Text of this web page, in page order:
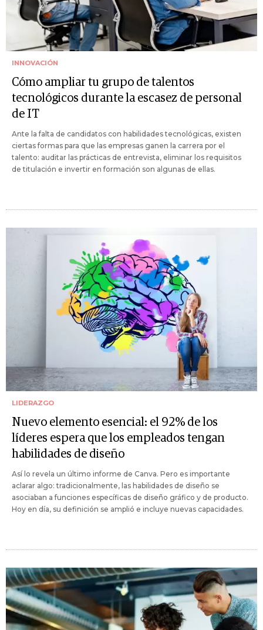
INNOVACIÓN
Cómo ampliar tu grupo de talentos
tecnológicos durante la escasez de personal
de IT
Ante la falta de candidatos con habilidades tecnológicas, existen
ciertas formas para que las empresas ganen la carrera por el
talento: auditar las prácticas de entrevista, eliminar los requisitos
de titulación e invertir en formación son algunas de ellas.
LIDERAZGO
Nuevo elemento esencial: el 92% de los
líderes espera que los empleados tengan
habilidades de diseño
Así lo revela un último informe de Canva. Pero es importante
aclarar algo: tradicionalmente, las habilidades de diseño se
asociaban a funciones específicas de diseño gráfico y de producto.
Hoy en día, su definición se amplió e incluye nuevas capacidades.